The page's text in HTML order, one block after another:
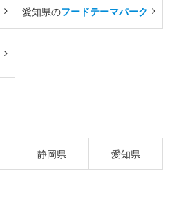
愛知県のフードテーマパーク
静岡県 愛知県